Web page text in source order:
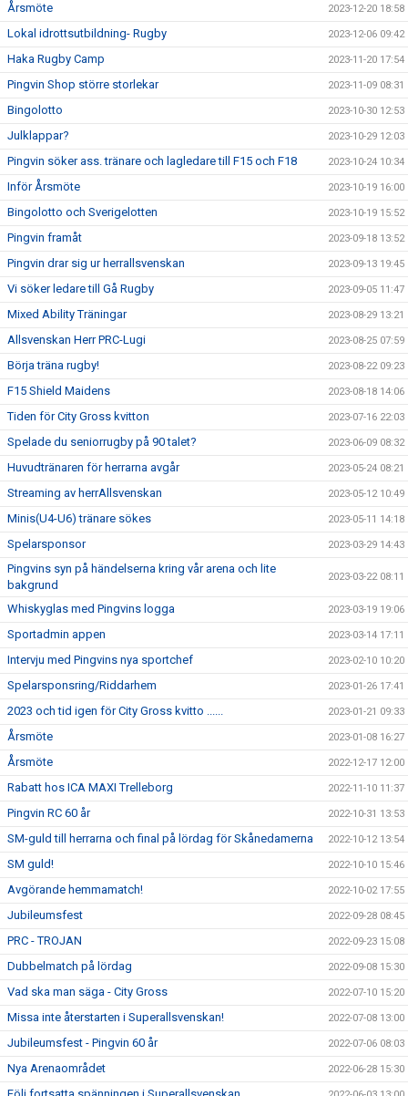
Årsmöte 2023-12-20 18:58
Lokal idrottsutbildning- Rugby 2023-12-06 09:42
Haka Rugby Camp 2023-11-20 17:54
Pingvin Shop större storlekar 2023-11-09 08:31
Bingolotto 2023-10-30 12:53
Julklappar? 2023-10-29 12:03
Pingvin söker ass. tränare och lagledare till F15 och F18 2023-10-24 10:34
Inför Årsmöte 2023-10-19 16:00
Bingolotto och Sverigelotten 2023-10-19 15:52
Pingvin framåt 2023-09-18 13:52
Pingvin drar sig ur herrallsvenskan 2023-09-13 19:45
Vi söker ledare till Gå Rugby 2023-09-05 11:47
Mixed Ability Träningar 2023-08-29 13:21
Allsvenskan Herr PRC-Lugi 2023-08-25 07:59
Börja träna rugby! 2023-08-22 09:23
F15 Shield Maidens 2023-08-18 14:06
Tiden för City Gross kvitton 2023-07-16 22:03
Spelade du seniorrugby på 90 talet? 2023-06-09 08:32
Huvudtränaren för herrarna avgår 2023-05-24 08:21
Streaming av herrAllsvenskan 2023-05-12 10:49
Minis(U4-U6) tränare sökes 2023-05-11 14:18
Spelarsponsor 2023-03-29 14:43
Pingvins syn på händelserna kring vår arena och lite
bakgrund
2023-03-22 08:11
Whiskyglas med Pingvins logga 2023-03-19 19:06
Sportadmin appen 2023-03-14 17:11
Intervju med Pingvins nya sportchef 2023-02-10 10:20
Spelarsponsring/Riddarhem 2023-01-26 17:41
2023 och tid igen för City Gross kvitto ...... 2023-01-21 09:33
Årsmöte 2023-01-08 16:27
Årsmöte 2022-12-17 12:00
Rabatt hos ICA MAXI Trelleborg 2022-11-10 11:37
Pingvin RC 60 år 2022-10-31 13:53
SM-guld till herrarna och final på lördag för Skånedamerna 2022-10-12 13:54
SM guld! 2022-10-10 15:46
Avgörande hemmamatch! 2022-10-02 17:55
Jubileumsfest 2022-09-28 08:45
PRC - TROJAN 2022-09-23 15:08
Dubbelmatch på lördag 2022-09-08 15:30
Vad ska man säga - City Gross 2022-07-10 15:20
Missa inte återstarten i Superallsvenskan! 2022-07-08 13:00
Jubileumsfest - Pingvin 60 år 2022-07-06 08:03
Nya Arenaområdet 2022-06-28 15:30